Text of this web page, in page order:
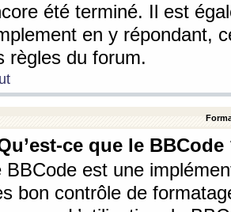
été terminé. Il est
en y répondant,
règles du forum.
ce que le BBCode
BBCode est une
bon contrôle de